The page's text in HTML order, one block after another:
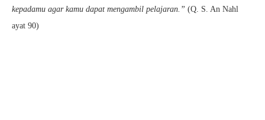
kepadamu agar kamu dapat mengambil pelajaran.” (Q. S. An Nahl
ayat 90)